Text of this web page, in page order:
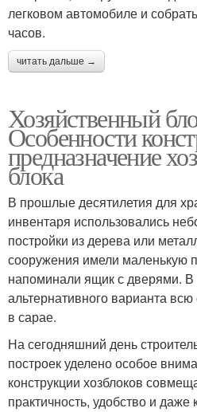
легковом автомобиле и
часов.
читать дальше →
Хозяйственный
Особенности
предназначение
блока
В прошлые десятилетия для
инвентаря использовались
постройки из дерева или
сооружения имели маленькую
напоминали ящик с дверями. В
альтернативного варианта
в сарае.
На сегодняшний день
построек уделено особое
конструкции хозблоков
практичность, удобство и даже